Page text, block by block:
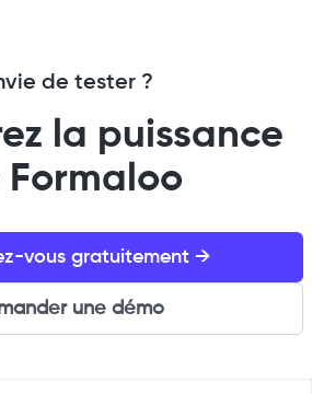
de tester ?
la puissance
Formaloo
vous gratuitement →
une démo